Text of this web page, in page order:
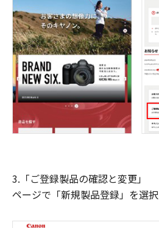
3.「ご登録製品の確認と変更」
ページで「新規製品登録」を選択